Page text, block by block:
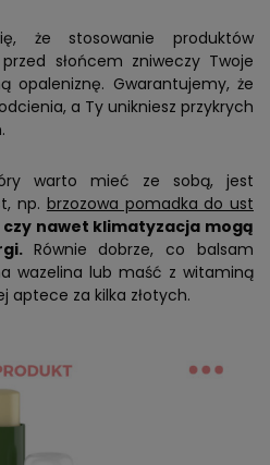
że stosowanie produktów
słońcem zniweczy Twoje
opaleniznę. Gwarantujemy, że
a Ty unikniesz przykrych
warto mieć ze sobą, jest
np. brzozowa pomadka do ust
czy nawet klimatyzacja mogą
Równie dobrze, co balsam
wazelina lub maść z witaminą
aptece za kilka złotych.